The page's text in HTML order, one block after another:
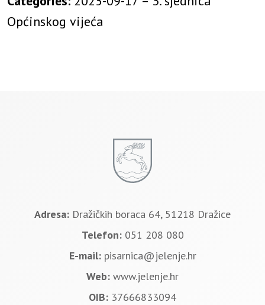
Općinskog vijeća
Adresa: Dražičkih boraca 64, 51218 Dražice
Telefon: 051 208 080
E-mail: pisarnica@jelenje.hr
Web: www.jelenje.hr
OIB: 37666833094